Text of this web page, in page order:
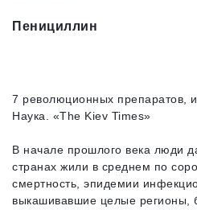
Пенициллин
7 революционных препаратов,
Наука. «The Kiev Times»
В начале прошлого века люди
странах жили в среднем по
смертность, эпидемии
выкашивавшие целые регионы,